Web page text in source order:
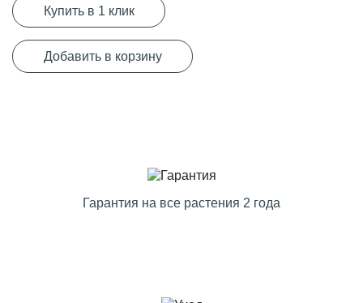
Купить в 1 клик
Добавить в корзину
Гарантия на все растения 2 года